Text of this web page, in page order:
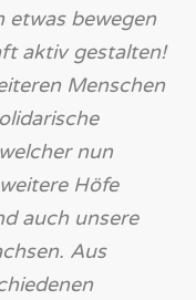
etwas bewegen
aktiv gestalten!
Menschen
nun
Höfe
auch unsere
Aus